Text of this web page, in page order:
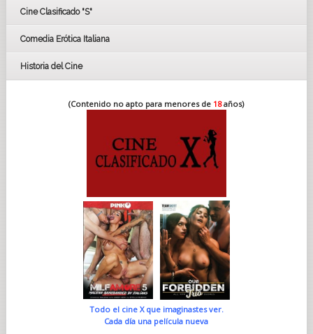
Cine Clasificado "S"
Comedia Erótica Italiana
Historia del Cine
(Contenido no apto para menores de 18años)
Todo el cine X que imaginastes ver.
Cada día una película nueva